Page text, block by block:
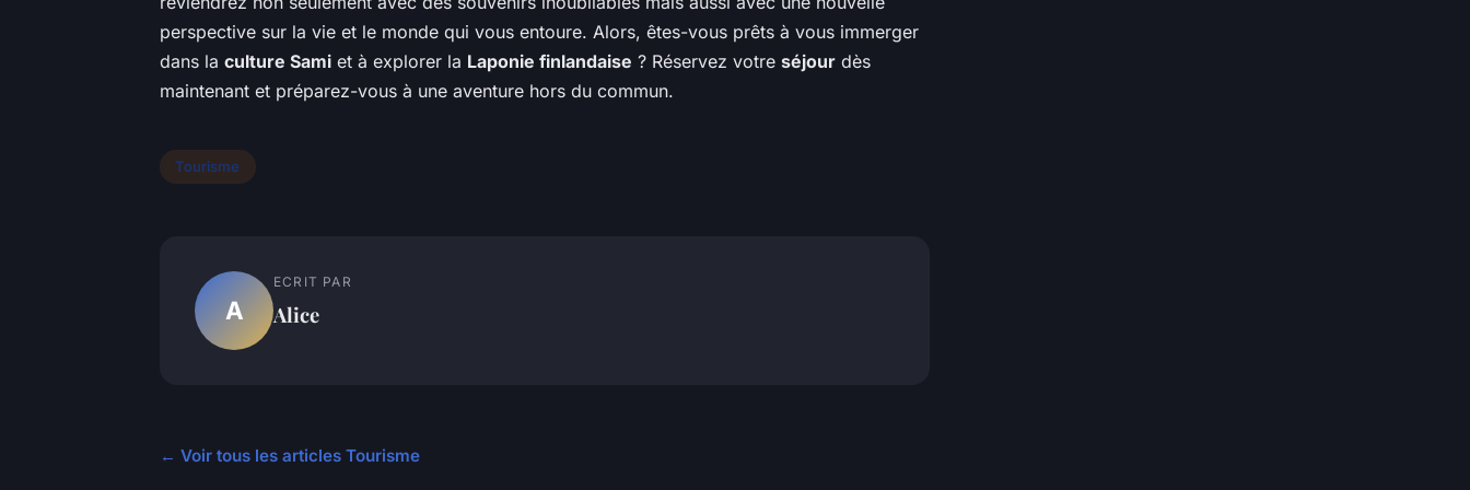
perspective sur la vie et le monde qui vous entoure. Alors, êtes-vous prêts à vous immerger
dans la culture Sami et à explorer la Laponie finlandaise ? Réservez votre séjour dès
maintenant et préparez-vous à une aventure hors du commun.
Tourisme
A
ECRIT PAR
Alice
← Voir tous les articles Tourisme